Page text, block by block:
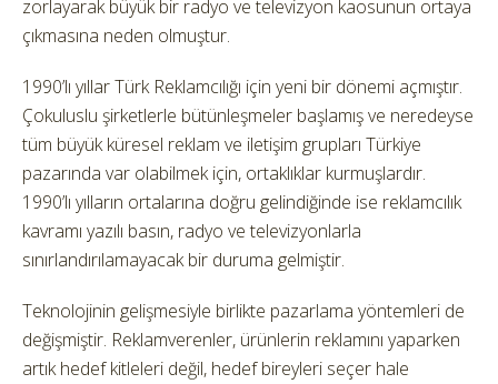
zorlayarak büyük bir radyo ve televizyon kaosunun ortaya
çıkmasına neden olmuştur.
1990’lı yıllar Türk Reklamcılığı için yeni bir dönemi açmıştır.
Çokuluslu şirketlerle bütünleşmeler başlamış ve neredeyse
tüm büyük küresel reklam ve iletişim grupları Türkiye
pazarında var olabilmek için, ortaklıklar kurmuşlardır.
1990’lı yılların ortalarına doğru gelindiğinde ise reklamcılık
kavramı yazılı basın, radyo ve televizyonlarla
sınırlandırılamayacak bir duruma gelmiştir.
Teknolojinin gelişmesiyle birlikte pazarlama yöntemleri de
değişmiştir. Reklamverenler, ürünlerin reklamını yaparken
artık hedef kitleleri değil, hedef bireyleri seçer hale